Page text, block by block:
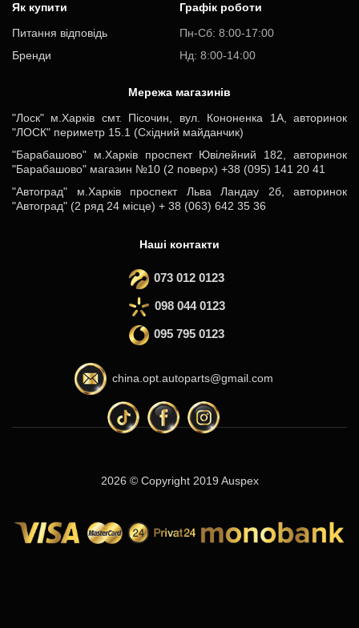
Як купити
Питання відповідь
Бренди
Графік роботи
Пн-Cб: 8:00-17:00
Нд: 8:00-14:00
Мережа магазинів
"Лоск" м.Харків смт. Пісочин, вул. Кононенка 1А, авторинок
"ЛОСК" периметр 15.1 (Східний майданчик)
"Барабашово" м.Харків проспект Ювілейний 182, авторинок
"Барабашово" магазин №10 (2 поверх) +38 (095) 141 20 41
"Автоград" м.Харків проспект Льва Ландау 2б, авторинок
"Автоград" (2 ряд 24 місце) + 38 (063) 642 35 36
Наші контакти
073 012 0123
098 044 0123
095 795 0123
china.opt.autoparts@gmail.com
2026 © Copyright 2019 Auspex